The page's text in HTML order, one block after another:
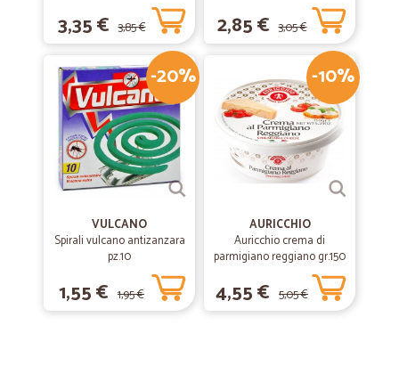
3,35 € 3,85 € 2,85 € 3,05 €
-20%
VULCANO
Spirali vulcano antizanzara
pz.10
1,55 € 1,95 €
-10%
AURICCHIO
Auricchio crema di
parmigiano reggiano gr.150
4,55 € 5,05 €